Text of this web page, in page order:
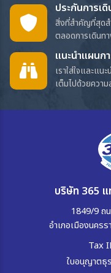
ประกันการเ
สิ่งที่สำคัญที่สุด
ตลอดการเดินท
แนะนำแผนก
เราใส่ใจและแน
เต็มไปด้วยควา
บริษัท 365 แ
1849/9 ถ
อำเภอเมืองนคร
Tax
ใบอนุญาตธุ